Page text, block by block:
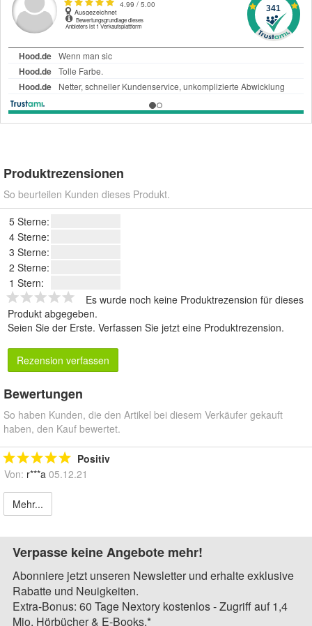
Produktrezensionen
So beurteilen Kunden dieses Produkt.
5 Sterne:
4 Sterne:
3 Sterne:
2 Sterne:
1 Stern:
Es wurde noch keine Produktrezension für dieses
Produkt abgegeben.
Seien Sie der Erste. Verfassen Sie jetzt eine Produktrezension.
Rezension verfassen
Bewertungen
So haben Kunden, die den Artikel bei diesem Verkäufer gekauft
haben, den Kauf bewertet.
Positiv
Von: r***a 05.12.21
Mehr...
Verpasse keine Angebote mehr!
Abonniere jetzt unseren Newsletter und erhalte exklusive
Rabatte und Neuigkeiten.
Extra-Bonus: 60 Tage Nextory kostenlos - Zugriff auf 1,4
Mio. Hörbücher & E-Books.*